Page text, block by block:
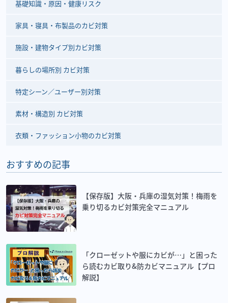
基礎知識・原因・健康リスク
家具・寝具・布製品のカビ対策
施設・建物タイプ別カビ対策
暮らしの場所別 カビ対策
特定シーン／ユーザー別対策
素材・構造別 カビ対策
衣類・ファッション小物のカビ対策
おすすめの記事
【保存版】大阪・兵庫の湿気対策！梅雨を
乗り切るカビ対策完全マニュアル
「クローゼットや服にカビが…」と困った
ら読むカビ取り&防カビマニュアル【プロ
解説】